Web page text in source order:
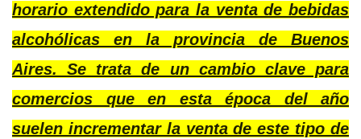
horario extendido para la venta de bebidas
alcohólicas en la provincia de Buenos
Aires. Se trata de un cambio clave para
comercios que en esta época del año
suelen incrementar la venta de este tipo de